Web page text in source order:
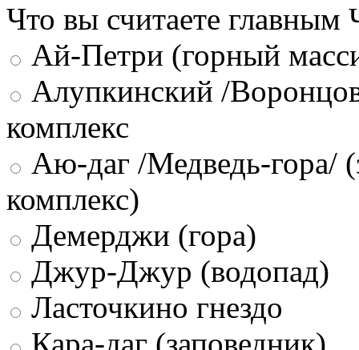
Что вы считаете
Ай-Петри (горный
Алупкинский /
комплекс
Аю-даг /Медведь-гора/
комплекс)
Демерджи (гора)
Джур-Джур (водопад)
Ласточкино гнездо
Кара-даг (заповедник)